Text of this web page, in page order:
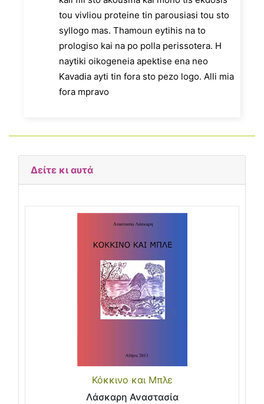
tou vivliou proteine tin parousiasi tou sto
syllogo mas. Thamoun eytihis na to
prologiso kai na po polla perissotera. H
naytiki oikogeneia apektise ena neo
Kavadia ayti tin fora sto pezo logo. Alli mia
fora mpravo
Δείτε κι αυτά
Κόκκινο και Μπλε
Λάσκαρη Αναστασία